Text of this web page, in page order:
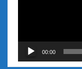
00:00